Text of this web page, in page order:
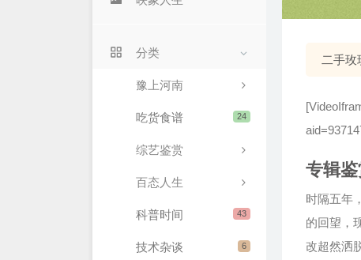
分类
豫上河南
24
吃货食谱
综艺鉴赏
百态人生
43
科普时间
6
技术杂谈
二手玫
专辑
时隔五年
的回望，
改超然洒